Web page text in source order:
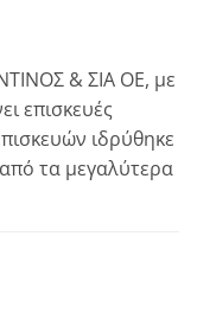
& ΣΙΑ ΟΕ, με
επισκευές
ιδρύθηκε
από τα μεγαλύτερα